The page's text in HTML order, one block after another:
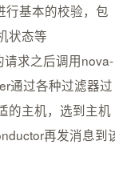
行基本的校验，包
状态等
求之后调用nova-
通过各种过滤器过
的主机，选到主机
再发消息到